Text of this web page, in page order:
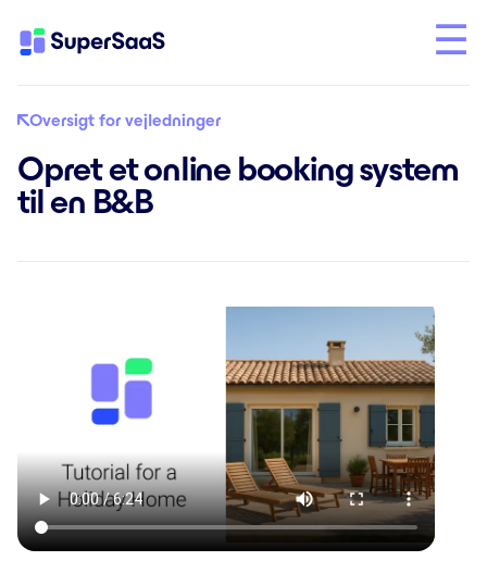
Oversigt for vejledninger
Opret et online booking system
til en B&B